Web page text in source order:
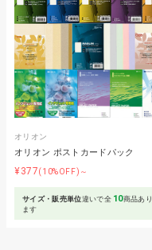
オリオン
オリオン ポストカードパック
¥377(10%OFF)～
サイズ・販売単位違いで全 10商品あり
ます